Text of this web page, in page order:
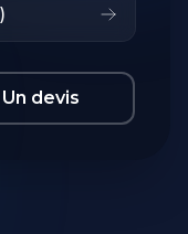
Un devis